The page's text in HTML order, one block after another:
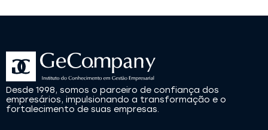
Desde 1998, somos o parceiro de confiança dos
empresários, impulsionando a transformação e o
fortalecimento de suas empresas.